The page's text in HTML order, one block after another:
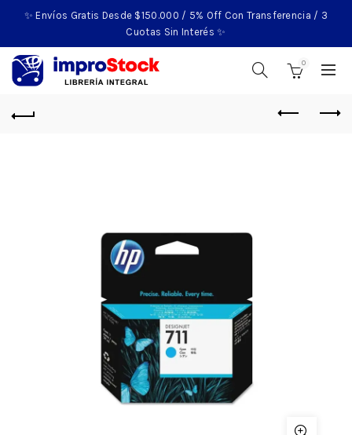
✨ Envíos Gratis Desde $150.000 / 5% Off Con Transferencia / 3
Cuotas Sin Interés ✨
0